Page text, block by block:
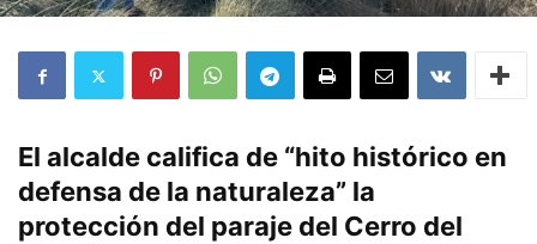
El alcalde califica de “hito histórico en
defensa de la naturaleza” la
protección del paraje del Cerro del